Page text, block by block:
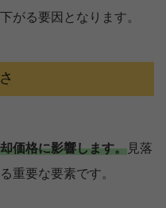
がる要因となります。
価格に影響します。見落
重要な要素です。